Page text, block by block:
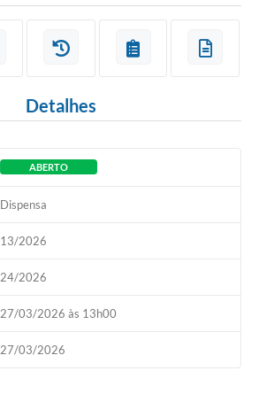
Detalhes
ABERTO
Dispensa
13/2026
24/2026
27/03/2026 às 13h00
27/03/2026